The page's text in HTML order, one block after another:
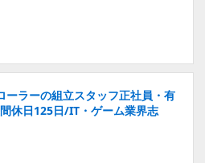
ーラーの組立スタッフ正社員・有
休日125日/IT・ゲーム業界志